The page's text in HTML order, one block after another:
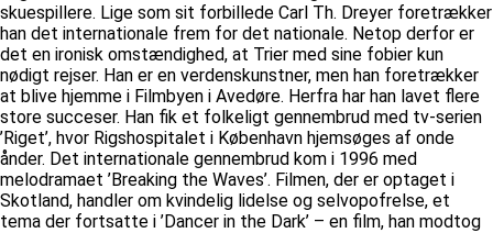
skuespillere. Lige som sit forbillede Carl Th. Dreyer foretrækker
han det internationale frem for det nationale. Netop derfor er
det en ironisk omstændighed, at Trier med sine fobier kun
nødigt rejser. Han er en verdenskunstner, men han foretrækker
at blive hjemme i Filmbyen i Avedøre. Herfra har han lavet flere
store succeser. Han fik et folkeligt gennembrud med tv-serien
’Riget’, hvor Rigshospitalet i København hjemsøges af onde
ånder. Det internationale gennembrud kom i 1996 med
melodramaet ’Breaking the Waves’. Filmen, der er optaget i
Skotland, handler om kvindelig lidelse og selvopofrelse, et
tema der fortsatte i ’Dancer in the Dark’ – en film, han modtog